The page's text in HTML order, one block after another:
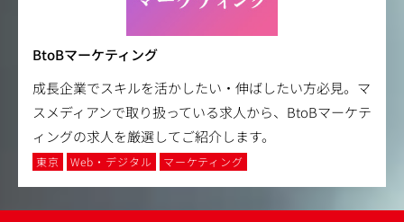
BtoBマーケティング
成長企業でスキルを活かしたい・伸ばしたい方必見。マ
スメディアンで取り扱っている求人から、BtoBマーケテ
ィングの求人を厳選してご紹介します。
東京 Web・デジタル マーケティング